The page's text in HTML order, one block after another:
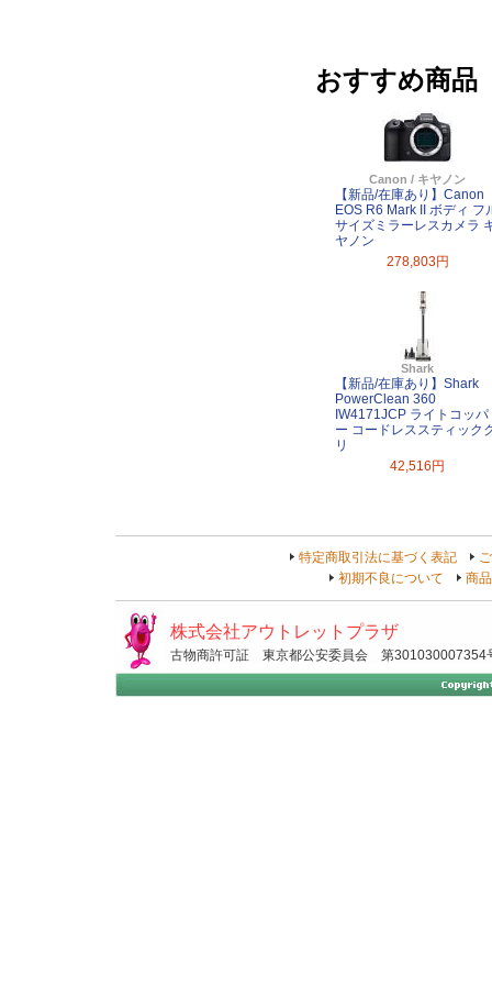
おすすめ商品
Canon / キヤノン
【新品/在庫あり】Canon
EOS R6 Mark II ボディ フ
サイズミラーレスカメラ
ヤノン
278,803円
Shark
【新品/在庫あり】Shark
PowerClean 360
IW4171JCP ライトコッパ
ー コードレススティック
リ
42,516円
特定商取引法に基づく表記
初期不良について
商
株式会社アウトレットプラザ
古物商許可証 東京都公安委員会 第301030007354